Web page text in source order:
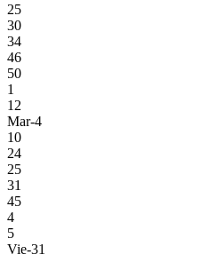
25
30
34
46
50
1
12
Mar-4
10
24
25
31
45
4
5
Vie-31